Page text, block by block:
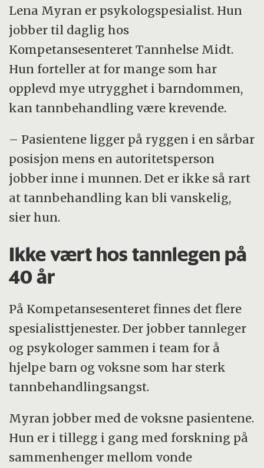
Lena Myran er psykologspesialist. Hun
jobber til daglig hos
Kompetansesenteret Tannhelse Midt.
Hun forteller at for mange som har
opplevd mye utrygghet i barndommen,
kan tannbehandling være krevende.
– Pasientene ligger på ryggen i en sårbar
posisjon mens en autoritetsperson
jobber inne i munnen. Det er ikke så rart
at tannbehandling kan bli vanskelig,
sier hun.
Ikke vært hos tannlegen på
40 år
På Kompetansesenteret finnes det flere
spesialisttjenester. Der jobber tannleger
og psykologer sammen i team for å
hjelpe barn og voksne som har sterk
tannbehandlingsangst.
Myran jobber med de voksne pasientene.
Hun er i tillegg i gang med forskning på
sammenhenger mellom vonde